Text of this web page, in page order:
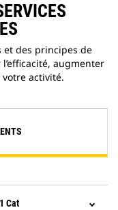
et des principes de
augmenter
activité.
Cat